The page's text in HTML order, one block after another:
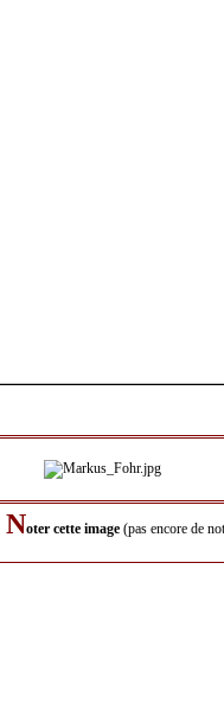
Noter cette image (pas encore de